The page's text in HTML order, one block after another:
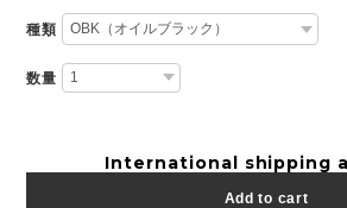
種類
数量
International shipping
Add to cart